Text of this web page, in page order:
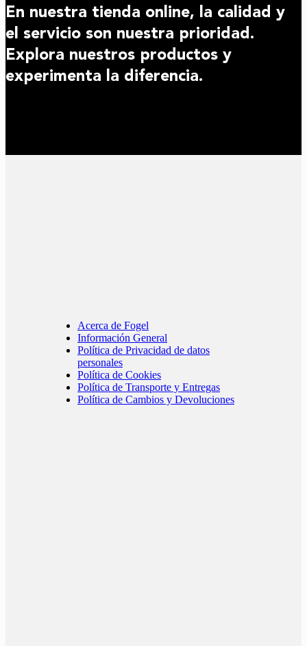
En nuestra tienda online, la calidad y
el servicio son nuestra prioridad.
Explora nuestros productos y
experimenta la diferencia.
Acerca de Fogel
Información General
Política de Privacidad de datos
personales
Política de Cookies
Política de Transporte y Entregas
Política de Cambios y Devoluciones